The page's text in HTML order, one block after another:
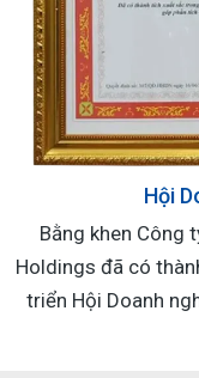
Hội
Bằng khen Công
Holdings đã có
triển Hội Doanh